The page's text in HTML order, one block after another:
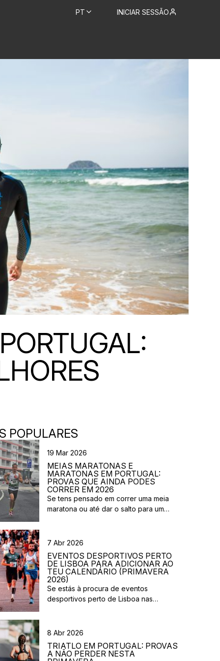
PT INICIAR SESSÃO
POPULARES
19 Mar 2026
MEIAS MARATONAS E
MARATONAS EM PORTUGAL:
PROVAS QUE AINDA PODES
CORRER EM 2026
Se tens pensado em correr uma meia
maratona ou até dar o salto para um
Entre a primavera e o verão, o
vida. Há eventos por todo o país,
diferentes formatos e experiências para
todos os […]
7 Abr 2026
EVENTOS DESPORTIVOS PERTO
DE LISBOA PARA ADICIONAR AO
TEU CALENDÁRIO (PRIMAVERA
2026)
Se estás à procura de eventos
desportivos perto de Lisboa nas
vão acontecer na região durante esta
provas urbanas e eventos de trail,
8 Abr 2026
TRIATLO EM PORTUGAL: PROVAS
A NÃO PERDER NESTA